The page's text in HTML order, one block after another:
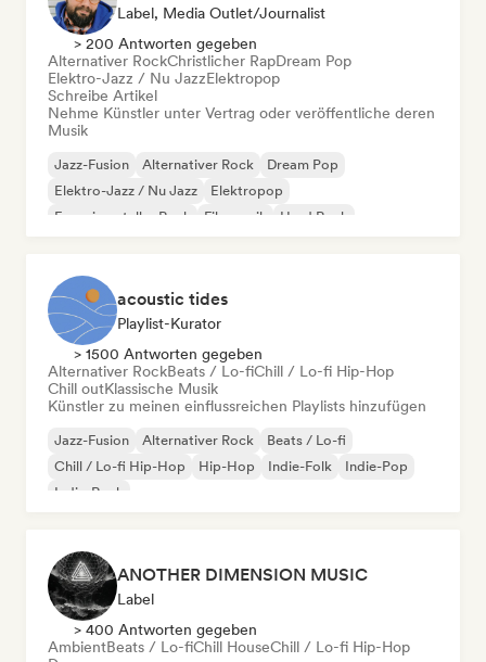
Label, Media Outlet/Journalist
> 200 Antworten gegeben
Alternativer RockChristlicher RapDream Pop
Elektro-Jazz / Nu JazzElektropop
Schreibe Artikel
Nehme Künstler unter Vertrag oder veröffentliche deren
Musik
Jazz-Fusion Alternativer Rock
Dream Pop
Elektro-Jazz / Nu Jazz
Elektropop
Experimenteller Rock
Filmmusik Hard Rock
acoustic tides
Playlist-Kurator
> 1500 Antworten gegeben
Alternativer RockBeats / Lo-fiChill / Lo-fi Hip-Hop
Chill outKlassische Musik
Künstler zu meinen einflussreichen Playlists hinzufügen
Jazz-Fusion Alternativer Rock
Beats / Lo-fi
Chill / Lo-fi Hip-Hop
Hip-Hop Indie-Folk
Indie-Pop
Indie-Rock
ANOTHER DIMENSION MUSIC
Label
> 400 Antworten gegeben
AmbientBeats / Lo-fiChill HouseChill / Lo-fi Hip-Hop